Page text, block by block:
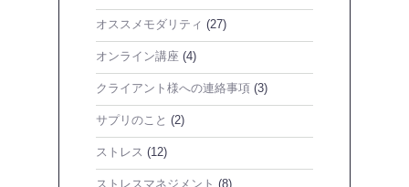
オススメモダリティ (27)
オンライン講座 (4)
クライアント様への連絡事項 (3)
サプリのこと (2)
ストレス (12)